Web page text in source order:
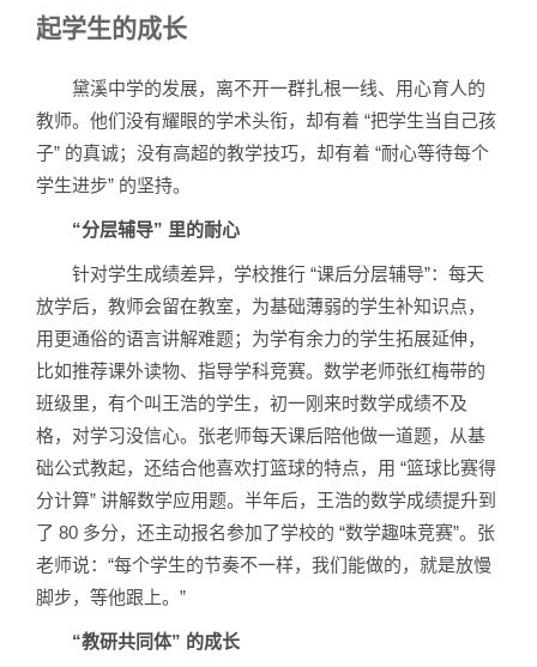
起学生的成长
黛溪中学的发展，离不开一群扎根一线、用心育人的
教师。他们没有耀眼的学术头衔，却有着 “把学生当自己孩
子” 的真诚；没有高超的教学技巧，却有着 “耐心等待每个
学生进步” 的坚持。
“分层辅导” 里的耐心
针对学生成绩差异，学校推行 “课后分层辅导”：每天
放学后，教师会留在教室，为基础薄弱的学生补知识点，
用更通俗的语言讲解难题；为学有余力的学生拓展延伸，
比如推荐课外读物、指导学科竞赛。数学老师张红梅带的
班级里，有个叫王浩的学生，初一刚来时数学成绩不及
格，对学习没信心。张老师每天课后陪他做一道题，从基
础公式教起，还结合他喜欢打篮球的特点，用 “篮球比赛得
分计算” 讲解数学应用题。半年后，王浩的数学成绩提升到
了 80 多分，还主动报名参加了学校的 “数学趣味竞赛”。张
老师说：“每个学生的节奏不一样，我们能做的，就是放慢
脚步，等他跟上。”
“教研共同体” 的成长